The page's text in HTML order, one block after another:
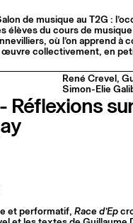
de musique au T2G :
élèves du cours de
où l’on apprend à
œuvre collectivement, en
René Crevel,
Simon-Elie
- Réflexions
et performatif, Race d’Ep